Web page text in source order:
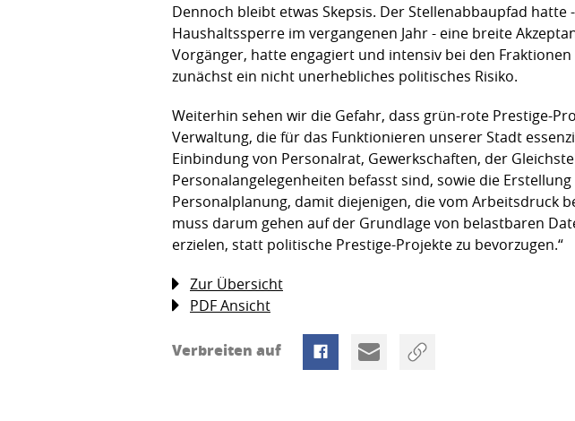
Dennoch bleibt etwas Skepsis. Der Stellenabbaupfad
Haushaltssperre im vergangenen Jahr - eine breite
Vorgänger, hatte engagiert und intensiv bei den
zunächst ein nicht unerhebliches politisches Risiko.
Weiterhin sehen wir die Gefahr, dass grün-rote Prestige-
Verwaltung, die für das Funktionieren unserer Stadt
Einbindung von Personalrat, Gewerkschaften, der
Personalangelegenheiten befasst sind, sowie die
Personalplanung, damit diejenigen, die vom Arbeitsdruck
muss darum gehen auf der Grundlage von belastbaren
erzielen, statt politische Prestige-Projekte zu bevorzugen.“
Zur Übersicht
PDF Ansicht
Verbreiten auf